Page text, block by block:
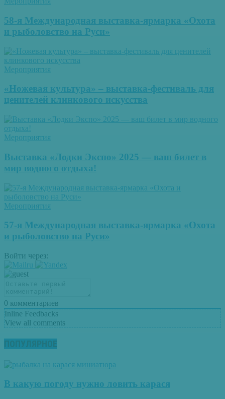
58-я Международная выставка-ярмарка «Охота
и рыболовство на Руси»
Мероприятия
«Ножевая культура» – выставка-фестиваль для
ценителей клинкового искусства
Мероприятия
Выставка «Лодки Экспо» 2025 — ваш билет в
мир водного отдыха!
Мероприятия
57-я Международная выставка-ярмарка «Охота
и рыболовство на Руси»
Войти через:
0 комментариев
Inline Feedbacks
View all comments
ПОПУЛЯРНОЕ
В какую погоду нужно ловить карася